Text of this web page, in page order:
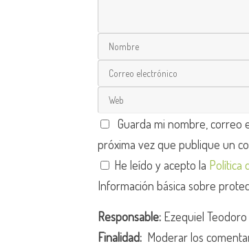
Guarda mi nombre, correo
próxima vez que publique un
He leído y acepto la Política
Información básica sobre
Responsable: Ezequiel
Finalidad: Moderar los